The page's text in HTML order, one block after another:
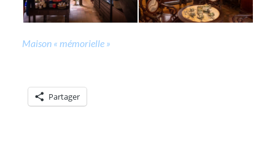
Maison « mémorielle »
Partager